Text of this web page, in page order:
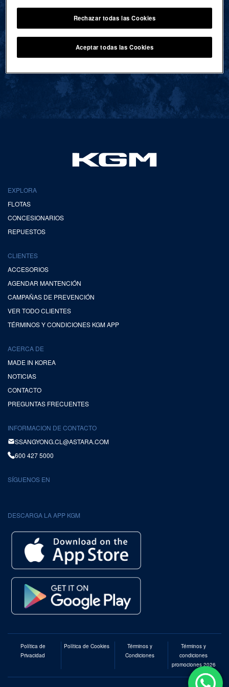
VOLVER AL INICIO
EXPLORA
FLOTAS
CONCESIONARIOS
REPUESTOS
CLIENTES
ACCESORIOS
AGENDAR MANTENCIÓN
CAMPAÑAS DE PREVENCIÓN
VER TODO CLIENTES
TÉRMINOS Y CONDICIONES KGM APP
ACERCA DE
MADE IN KOREA
NOTICIAS
CONTACTO
PREGUNTAS FRECUENTES
INFORMACION DE CONTACTO
SSANGYONG.CL@ASTARA.COM
600 427 5000
SÍGUENOS EN
DESCARGA LA APP KGM
Política de
Privacidad
Política de Cookies
Términos y
Condiciones
Términos y
condiciones
promociones 2026
Rechazar todas las Cookies
Aceptar todas las Cookies